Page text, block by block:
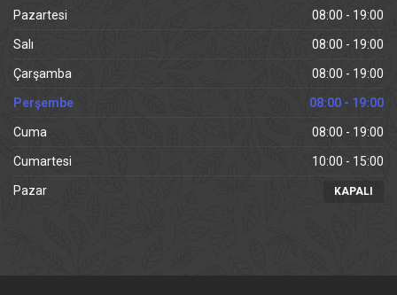
Pazartesi 08:00 - 19:00
Salı 08:00 - 19:00
Çarşamba 08:00 - 19:00
Perşembe 08:00 - 19:00
Cuma 08:00 - 19:00
Cumartesi 10:00 - 15:00
Pazar KAPALI